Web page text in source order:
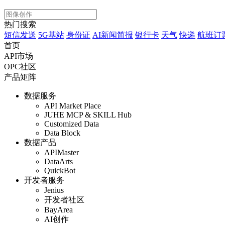
热门搜索
短信发送 5G基站 身份证 AI新闻简报 银行卡 天气 快递 航班订
首页
API市场
OPC社区
产品矩阵
数据服务
API Market Place
JUHE MCP & SKILL Hub
Customized Data
Data Block
数据产品
APIMaster
DataArts
QuickBot
开发者服务
Jenius
开发者社区
BayArea
AI创作